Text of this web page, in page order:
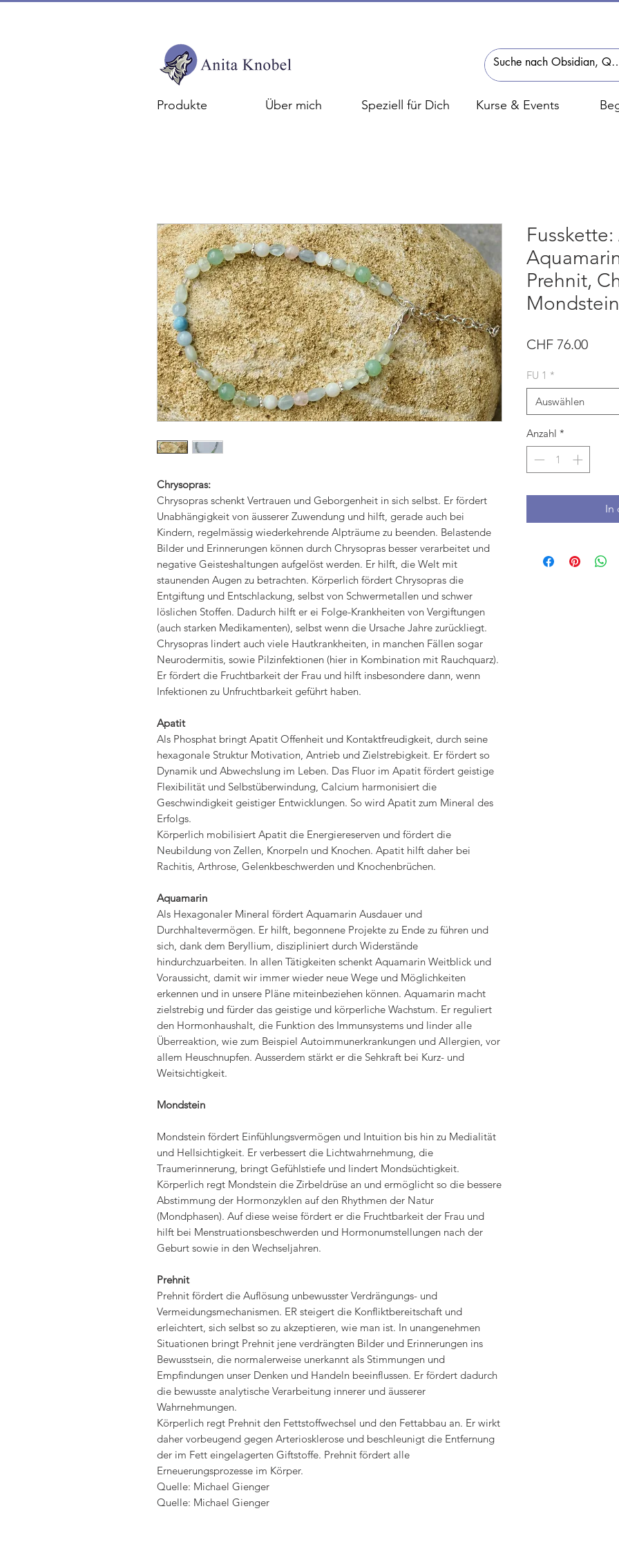
Produkte Über mich Speziell für Dich Kurse & Events
Chrysopras:
Chrysopras schenkt Vertrauen und Geborgenheit in sich selbst. Er fördert
Unabhängigkeit von äusserer Zuwendung und hilft, gerade auch bei
Kindern, regelmässig wiederkehrende Alpträume zu beenden. Belastende
Bilder und Erinnerungen können durch Chrysopras besser verarbeitet und
negative Geisteshaltungen aufgelöst werden. Er hilft, die Welt mit
staunenden Augen zu betrachten. Körperlich fördert Chrysopras die
Entgiftung und Entschlackung, selbst von Schwermetallen und schwer
löslichen Stoffen. Dadurch hilft er ei Folge-Krankheiten von Vergiftungen
(auch starken Medikamenten), selbst wenn die Ursache Jahre zurückliegt.
Chrysopras lindert auch viele Hautkrankheiten, in manchen Fällen sogar
Neurodermitis, sowie Pilzinfektionen (hier in Kombination mit Rauchquarz).
Er fördert die Fruchtbarkeit der Frau und hilft insbesondere dann, wenn
Infektionen zu Unfruchtbarkeit geführt haben.
Apatit
Als Phosphat bringt Apatit Offenheit und Kontaktfreudigkeit, durch seine
hexagonale Struktur Motivation, Antrieb und Zielstrebigkeit. Er fördert so
Dynamik und Abwechslung im Leben. Das Fluor im Apatit fördert geistige
Flexibilität und Selbstüberwindung, Calcium harmonisiert die
Geschwindigkeit geistiger Entwicklungen. So wird Apatit zum Mineral des
Erfolgs.
Körperlich mobilisiert Apatit die Energiereserven und fördert die
Neubildung von Zellen, Knorpeln und Knochen. Apatit hilft daher bei
Rachitis, Arthrose, Gelenkbeschwerden und Knochenbrüchen.
Aquamarin
Als Hexagonaler Mineral fördert Aquamarin Ausdauer und
Durchhaltevermögen. Er hilft, begonnene Projekte zu Ende zu führen und
sich, dank dem Beryllium, diszipliniert durch Widerstände
hindurchzuarbeiten. In allen Tätigkeiten schenkt Aquamarin Weitblick und
Voraussicht, damit wir immer wieder neue Wege und Möglichkeiten
erkennen und in unsere Pläne miteinbeziehen können. Aquamarin macht
zielstrebig und fürder das geistige und körperliche Wachstum. Er reguliert
den Hormonhaushalt, die Funktion des Immunsystems und linder alle
Überreaktion, wie zum Beispiel Autoimmunerkrankungen und Allergien, vor
allem Heuschnupfen. Ausserdem stärkt er die Sehkraft bei Kurz- und
Weitsichtigkeit.
Mondstein
Mondstein fördert Einfühlungsvermögen und Intuition bis hin zu Medialität
und Hellsichtigkeit. Er verbessert die Lichtwahrnehmung, die
Traumerinnerung, bringt Gefühlstiefe und lindert Mondsüchtigkeit.
Körperlich regt Mondstein die Zirbeldrüse an und ermöglicht so die bessere
Abstimmung der Hormonzyklen auf den Rhythmen der Natur
(Mondphasen). Auf diese weise fördert er die Fruchtbarkeit der Frau und
hilft bei Menstruationsbeschwerden und Hormonumstellungen nach der
Geburt sowie in den Wechseljahren.
Prehnit
Prehnit fördert die Auflösung unbewusster Verdrängungs- und
Vermeidungsmechanismen. ER steigert die Konfliktbereitschaft und
erleichtert, sich selbst so zu akzeptieren, wie man ist. In unangenehmen
Situationen bringt Prehnit jene verdrängten Bilder und Erinnerungen ins
Bewusstsein, die normalerweise unerkannt als Stimmungen und
Empfindungen unser Denken und Handeln beeinflussen. Er fördert dadurch
die bewusste analytische Verarbeitung innerer und äusserer
Wahrnehmungen.
Körperlich regt Prehnit den Fettstoffwechsel und den Fettabbau an. Er wirkt
daher vorbeugend gegen Arteriosklerose und beschleunigt die Entfernung
der im Fett eingelagerten Giftstoffe. Prehnit fördert alle
Erneuerungsprozesse im Körper.
Quelle: Michael Gienger
Quelle: Michael Gienger
Prehnit,
CHF 76.00Preis
FU 1 *
Auswählen
Anzahl *
In